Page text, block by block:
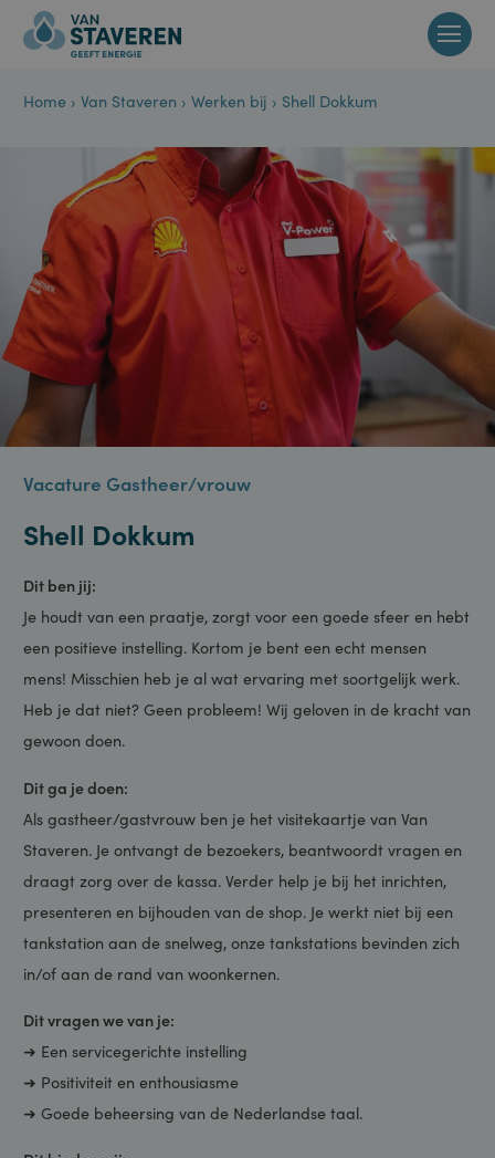
Home ›Van Staveren ›Werken bij ›Shell Dokkum
Dit ben jij:
Je houdt van een praatje, zorgt voor een goede sfeer en hebt
een positieve instelling. Kortom je bent een echt mensen
mens! Misschien heb je al wat ervaring met soortgelijk werk.
Heb je dat niet? Geen probleem! Wij geloven in de kracht van
gewoon doen.
Dit ga je doen:
Als gastheer/gastvrouw ben je het visitekaartje van Van
Staveren. Je ontvangt de bezoekers, beantwoordt vragen en
draagt zorg over de kassa. Verder help je bij het inrichten,
presenteren en bijhouden van de shop. Je werkt niet bij een
in/of aan de rand van woonkernen.
Dit vragen we van je:
➜ Een servicegerichte instelling